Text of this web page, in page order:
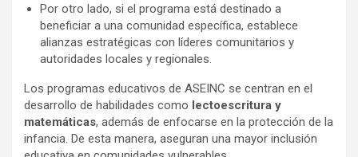
Por otro lado, si el programa está destinado a
beneficiar a una comunidad específica, establece
alianzas estratégicas con líderes comunitarios y
autoridades locales y regionales.
Los programas educativos de ASEINC se centran en el
desarrollo de habilidades como lectoescritura y
matemáticas, además de enfocarse en la protección de la
infancia. De esta manera, aseguran una mayor inclusión